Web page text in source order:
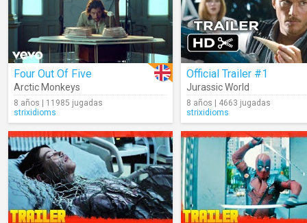
Four Out Of Five
Arctic Monkeys
8 años | 11985 jugadas
strixidioms
Official Trailer #1
Jurassic World
8 años | 4663 jugadas
strixidioms